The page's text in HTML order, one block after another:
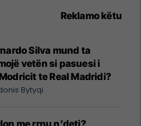
Reklamo këtu
Silva mund ta
vetën si pasuesi i
te Real Madridi?
Bytyqi